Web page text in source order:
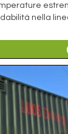
nella